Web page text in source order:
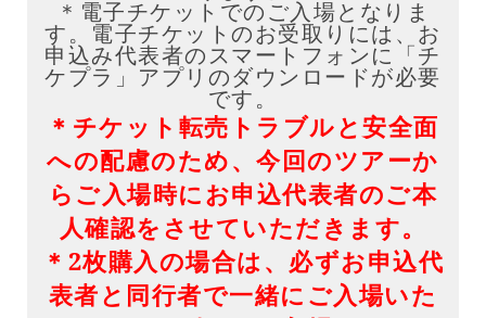
＊電子チケットでのご入場となりま
す。電子チケットのお受取りには、お
申込み代表者のスマートフォンに「チ
ケプラ」アプリのダウンロードが必要
です。
＊チケット転売トラブルと安全面
への配慮のため、今回のツアーか
らご入場時にお申込代表者のご本
人確認をさせていただきます。
＊2枚購入の場合は、必ずお申込代
表者と同行者で一緒にご入場いた